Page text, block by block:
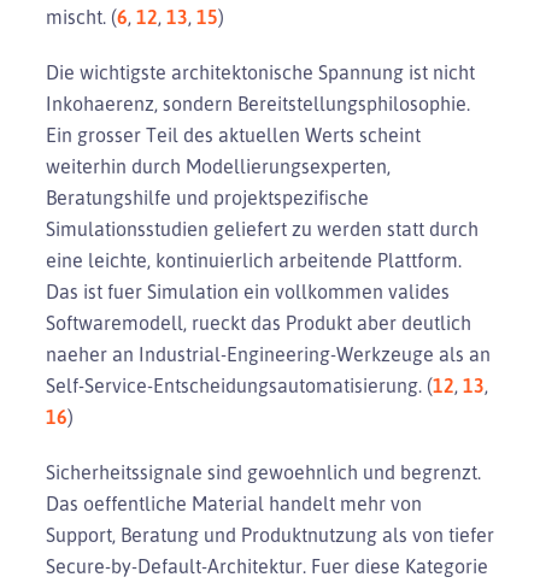
mischt. (6, 12, 13, 15)
Die wichtigste architektonische Spannung ist nicht
Inkohaerenz, sondern Bereitstellungsphilosophie.
Ein grosser Teil des aktuellen Werts scheint
weiterhin durch Modellierungsexperten,
Beratungshilfe und projektspezifische
Simulationsstudien geliefert zu werden statt durch
eine leichte, kontinuierlich arbeitende Plattform.
Das ist fuer Simulation ein vollkommen valides
Softwaremodell, rueckt das Produkt aber deutlich
naeher an Industrial-Engineering-Werkzeuge als an
Self-Service-Entscheidungsautomatisierung. (12, 13,
16)
Sicherheitssignale sind gewoehnlich und begrenzt.
Das oeffentliche Material handelt mehr von
Support, Beratung und Produktnutzung als von tiefer
Secure-by-Default-Architektur. Fuer diese Kategorie